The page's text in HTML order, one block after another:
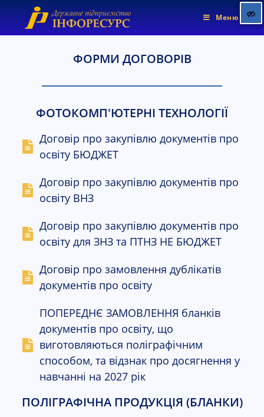
zoom_out Зменшити
Збільшити
remove_circle_outline Зменшити шрифт
brightness_high Яскравіший контраст
Підкреслені посилання
С
к
и
н
у
т
и
п
а
р
а
Меню
ФОРМИ ДОГОВОРІВ
ФОТОКОМП'ЮТЕРНІ ТЕХНОЛОГІЇ
Договір про закупівлю документів про
освіту БЮДЖЕТ
Договір про закупівлю документів про
освіту ВНЗ
Договір про закупівлю документів про
освіту для ЗНЗ та ПТНЗ НЕ БЮДЖЕТ
Договір про замовлення дублікатів
документів про освіту
ПОПЕРЕДНЄ ЗАМОВЛЕННЯ бланків
документів про освіту, що
виготовляються поліграфічним
способом, та відзнак про досягнення у
навчанні на 2027 рік
ПОЛІГРАФІЧНА ПРОДУКЦІЯ (БЛАНКИ)